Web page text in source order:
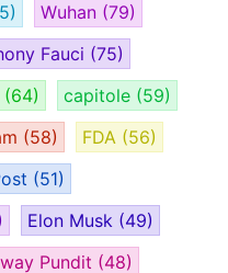
Wuhan (79)
Fauci (75)
(64) capitole (59)
(58) FDA (56)
(51)
Elon Musk (49)
Pundit (48)